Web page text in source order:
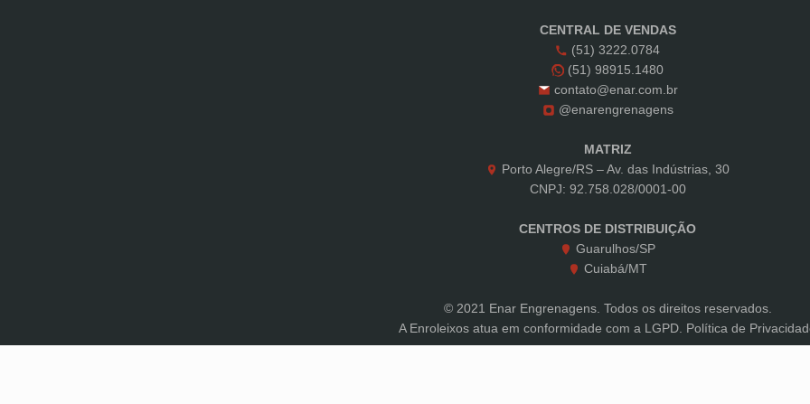
CENTRAL DE VENDAS
(51) 3222.0784
(51) 98915.1480
contato@enar.com.br
@enarengrenagens
MATRIZ
Porto Alegre/RS – Av. das Indústrias, 30
CNPJ: 92.758.028/0001-00
CENTROS DE DISTRIBUIÇÃO
Guarulhos/SP
Cuiabá/MT
© 2021 Enar Engrenagens. Todos os direitos reservados.
A Enroleixos atua em conformidade com a LGPD. Política de